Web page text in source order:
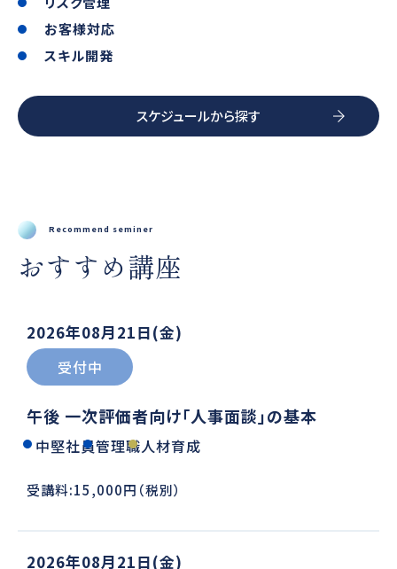
お客様対応
スキル開発
スケジュールから探す
Recommend seminer
おすすめ講座
2026年08月21日(金)
受付中
午後 一次評価者向け「人事面談」の基本
中堅社員管理職人材育成
受講料:15,000円（税別）
2026年08月21日(金)